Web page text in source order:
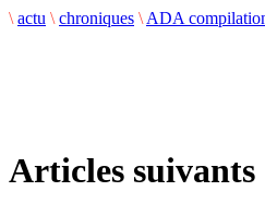
\ actu \ chroniques \ ADA
Articles suivants